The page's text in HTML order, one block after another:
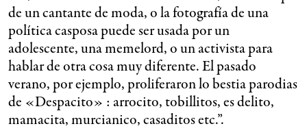
de un cantante de moda, o la fotografía de una
política casposa puede ser usada por un
adolescente, una memelord, o un activista para
hablar de otra cosa muy diferente. El pasado
verano, por ejemplo, proliferaron lo bestia parodias
de «Despacito» : arrocito, tobillitos, es delito,
mamacita, murcianico, casaditos etc.”.